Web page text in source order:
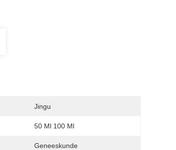
Jingu
50 Ml 100 Ml
Geneeskunde